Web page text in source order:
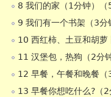
8 我们的家（1分钟）（
9 我们有一个书架（3分
10 西红柿、土豆和胡萝
11 汉堡包，热狗（2分
12 早餐，午餐和晚餐（
13 早餐你想吃什么?（2